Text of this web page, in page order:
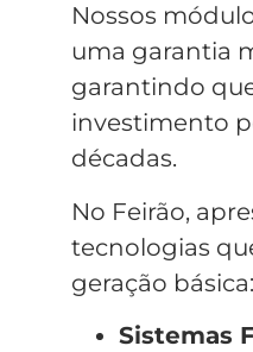
Nossos
uma garantia
garantindo
investimento
décadas.
No Feirão,
tecnologias
geração básica:
Sistemas